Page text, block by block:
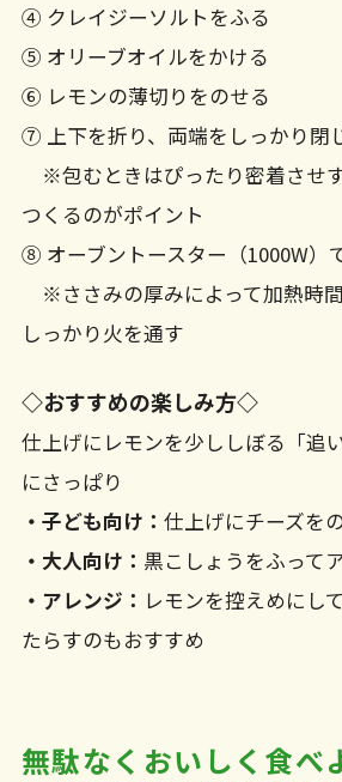
④ クレイジーソルトをふる
⑤ オリーブオイルをかける
⑥ レモンの薄切りをのせる
⑦ 上下を折り、両端をしっかり閉
※包むときはぴったり密着させ
つくるのがポイント
⑧ オーブントースター（1000W）
※ささみの厚みによって加熱時
しっかり火を通す
◇おすすめの楽しみ方◇
仕上げにレモンを少ししぼる「追
にさっぱり
・子ども向け： 仕上げにチーズを
・大人向け： 黒こしょうをふって
・アレンジ： レモンを控えめにし
たらすのもおすすめ
無駄なくおいしく食べ